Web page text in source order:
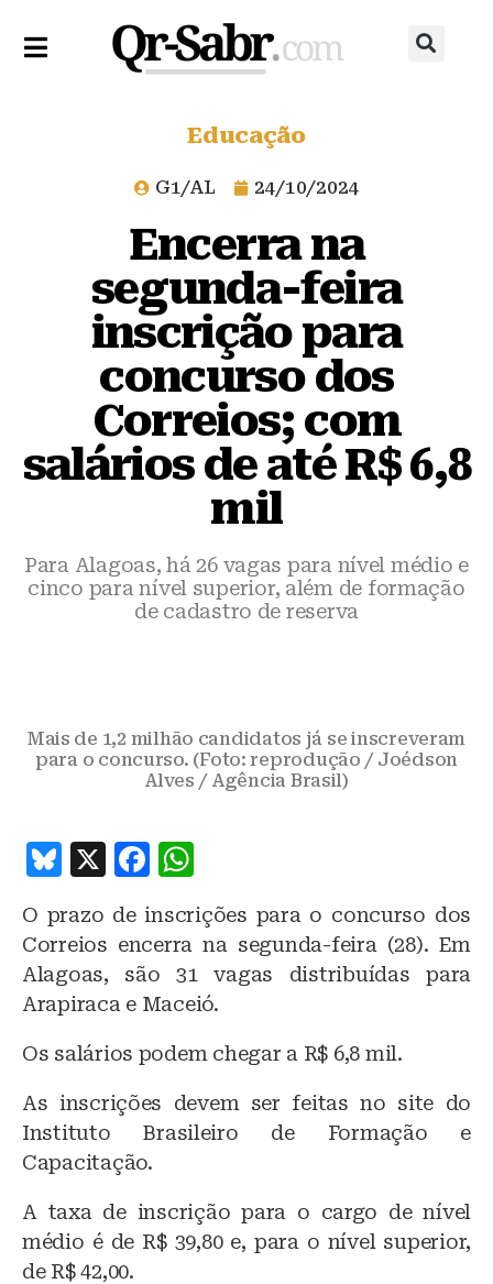
Educação
G1/AL 24/10/2024
Encerra na
segunda-feira
inscrição para
concurso dos
Correios; com
salários de até R$ 6,8
mil
Para Alagoas, há 26 vagas para nível médio e
cinco para nível superior, além de formação
de cadastro de reserva
Mais de 1,2 milhão candidatos já se inscreveram
para o concurso. (Foto: reprodução / Joédson
Alves / Agência Brasil)
B
e
s
k
y
X
F
c
e
b
o
o
k
at
s
A
p
O prazo de inscrições para o concurso dos
Correios encerra na segunda-feira (28). Em
Alagoas, são 31 vagas distribuídas para
Arapiraca e Maceió.
Os salários podem chegar a R$ 6,8 mil.
As inscrições devem ser feitas no site do
Instituto Brasileiro de Formação e
Capacitação.
A taxa de inscrição para o cargo de nível
médio é de R$ 39,80 e, para o nível superior,
de R$ 42,00.